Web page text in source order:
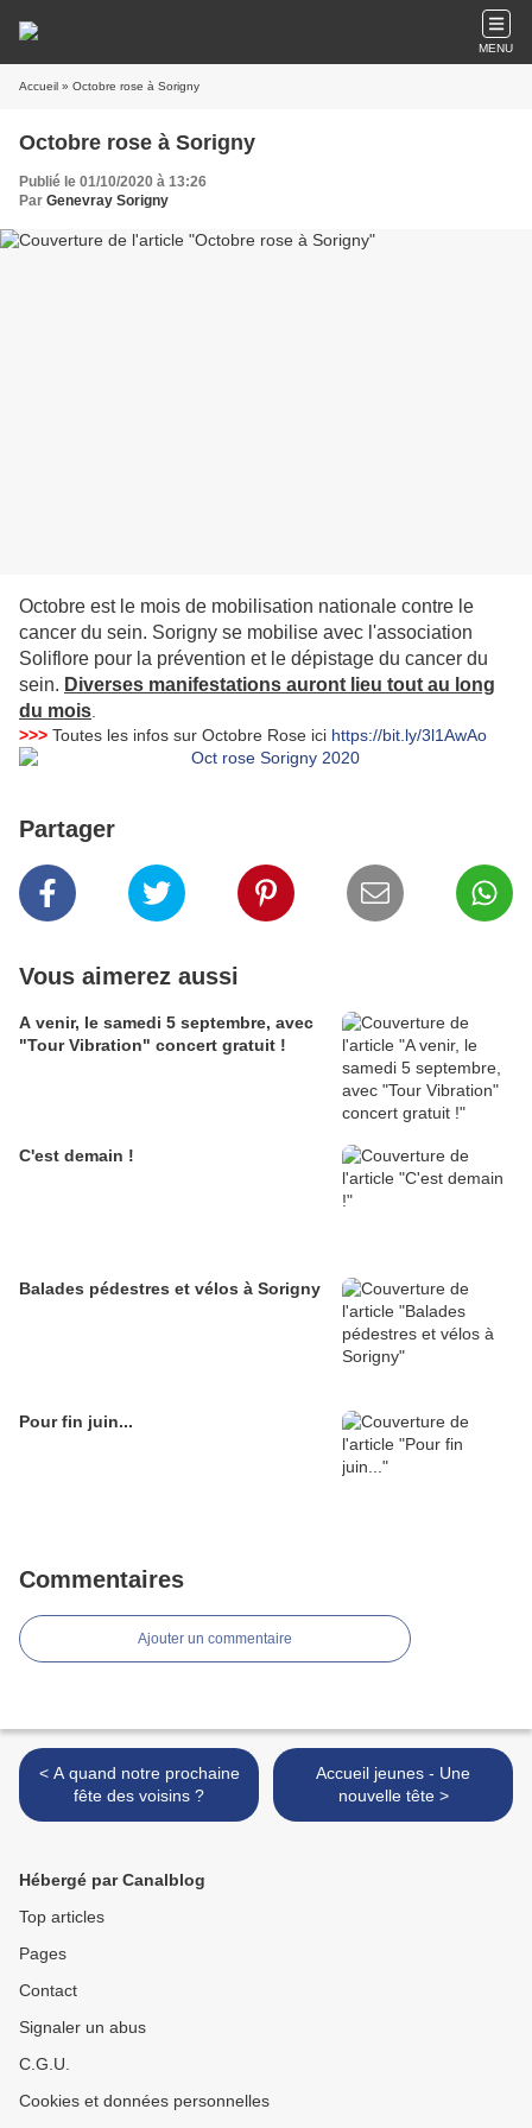
MENU
Accueil » Octobre rose à Sorigny
Octobre rose à Sorigny
Publié le 01/10/2020 à 13:26
Par Genevray Sorigny
Octobre est le mois de mobilisation nationale contre le
cancer du sein. Sorigny se mobilise avec l'association
Soliflore pour la prévention et le dépistage du cancer du
sein. Diverses manifestations auront lieu tout au long
du mois
>>> Toutes les infos sur Octobre Rose ici https://bit.ly/3l1AwAo
Partager
Vous aimerez aussi
A venir, le samedi 5 septembre, avec
"Tour Vibration" concert gratuit !
C'est demain !
Balades pédestres et vélos à Sorigny
Pour fin juin...
Commentaires
Ajouter un commentaire
< A quand notre prochaine
fête des voisins ?
Accueil jeunes - Une
nouvelle tête >
Hébergé par Canalblog
Top articles
Pages
Contact
Signaler un abus
C.G.U.
Cookies et données personnelles